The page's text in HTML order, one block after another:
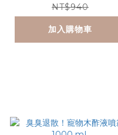
L＋木酢洗碗慕斯340
mL
NT$940
加入購物車